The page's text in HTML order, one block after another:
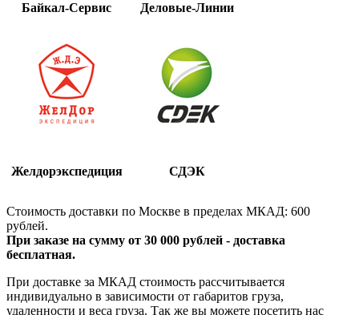
Байкал-Сервис Деловые-Линии
Желдорэкспедиция СДЭК
Стоимость доставки по Москве в пределах МКАД: 600
рублей.
При заказе на сумму от 30 000 рублей - доставка
бесплатная.
При доставке за МКАД стоимость рассчитывается
индивидуально в зависимости от габаритов груза,
удаленности и веса груза. Так же вы можете посетить нас